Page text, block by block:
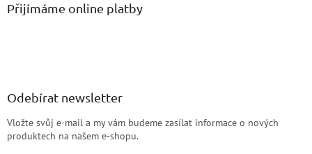
Přijímáme online platby
Odebírat newsletter
Vložte svůj e-mail a my vám budeme zasílat informace o nových
produktech na našem e-shopu.